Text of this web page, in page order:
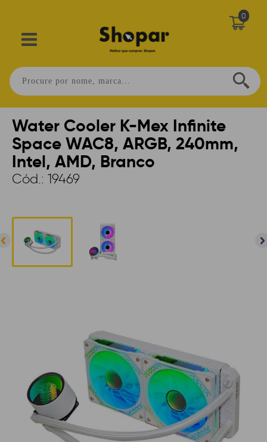
0
Water Cooler K-Mex Infinite
Space WAC8, ARGB, 240mm,
Intel, AMD, Branco
Cód.: 19469